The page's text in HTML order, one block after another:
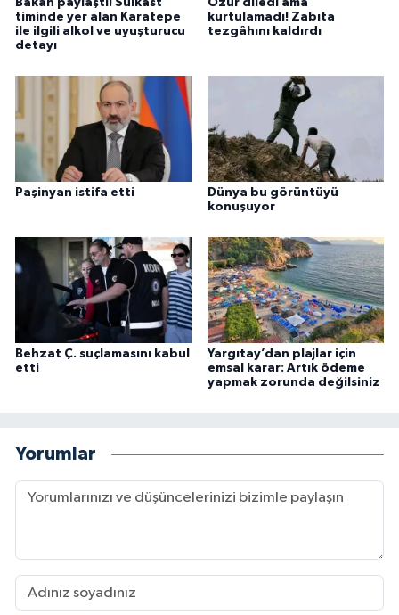
Bakan paylaştı! Suikast
timinde yer alan Karatepe
ile ilgili alkol ve uyuşturucu
detayı
Özür diledi ama
kurtulamadı! Zabıta
tezgâhını kaldırdı
Paşinyan istifa etti
Dünya bu görüntüyü
konuşuyor
Behzat Ç. suçlamasını kabul
etti
Yargıtay’dan plajlar için
emsal karar: Artık ödeme
yapmak zorunda değilsiniz
Yorumlar